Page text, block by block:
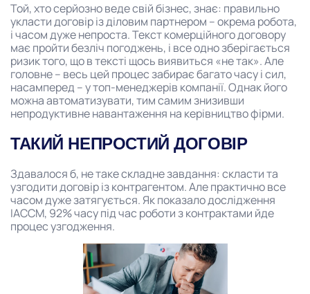
Той, хто серйозно веде свій бізнес, знає: правильно
укласти договір із діловим партнером – окрема робота,
і часом дуже непроста. Текст комерційного договору
має пройти безліч погоджень, і все одно зберігається
ризик того, що в тексті щось виявиться «не так». Але
головне – весь цей процес забирає багато часу і сил,
насамперед – у топ-менеджерів компанії. Однак його
можна автоматизувати, тим самим знизивши
непродуктивне навантаження на керівництво фірми.
ТАКИЙ НЕПРОСТИЙ ДОГОВІР
Здавалося б, не таке складне завдання: скласти та
узгодити договір із контрагентом. Але практично все
часом дуже затягується. Як показало дослідження
IACCM, 92% часу під час роботи з контрактами йде
процес узгодження.